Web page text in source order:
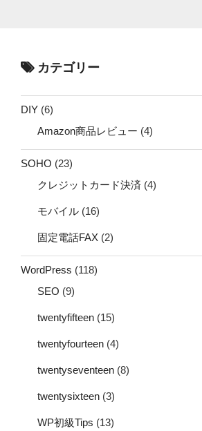
カテゴリー
DIY (6)
Amazon商品レビュー (4)
SOHO (23)
クレジットカード決済 (4)
モバイル (16)
固定電話FAX (2)
WordPress (118)
SEO (9)
twentyfifteen (15)
twentyfourteen (4)
twentyseventeen (8)
twentysixteen (3)
WP初級Tips (13)